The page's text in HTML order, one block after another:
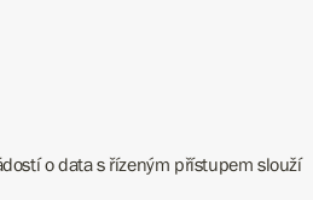
o data s řízeným přístupem slouží